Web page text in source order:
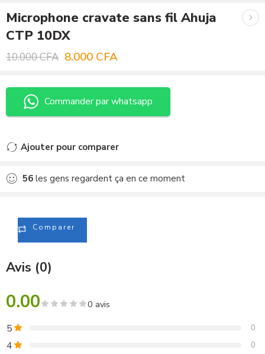
Microphone cravate sans fil Ahuja
CTP 10DX
10.000CFA 8.000 CFA
Commander par whatsapp
Ajouter pour comparer
56 les gens regardent ça en ce moment
Comparer
Avis (0)
0.00 0 avis
5 0
4 0